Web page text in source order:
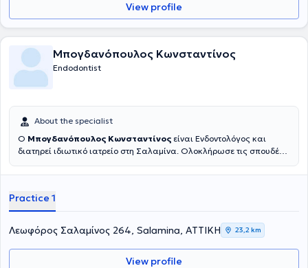
View profile
Μπογδανόπουλος Κωνσταντίνος
Endodontist
About the specialist
Ο Μπογδανόπουλος Κωνσταντίνος είναι Ενδοντολόγος και
διατηρεί ιδιωτικό ιατρείο στη Σαλαμίνα. Ολοκλήρωσε τις σπουδές
και στη συνέχεια εργάστηκε για μια δεκαετία στην Πάτρα απ' όπου
Πανεπιστήμιο της Νέας Υόρκης όπου και έλαβε την ειδικότητά του
στην Ενδοδοντολογία, το οποίο Πανεπιστήμιο ιδρύθηκε το 1926 και
είναι η παλαιότερη σχολή στις ΗΠΑ. Επιπλέον έχει παρακολουθήσει
πληθώρα σεμιναρίων και hands on courses. Έχει 25 χρόνια
εμπειρία σε ενδοδοντικα περιστατικά μεγάλου βαθμού δυσκολίας
όπως επαναλήψεις Ε.Θ. και αφαίρεσης σπασμένων εργαλείων
Practice 1
Λεωφόρος Σαλαμίνος 264, Salamina, ΑΤΤΙΚΗ 23,2 km
View profile